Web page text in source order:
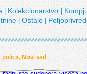
Kolekcionarstvo |
Ostalo
Novi sad